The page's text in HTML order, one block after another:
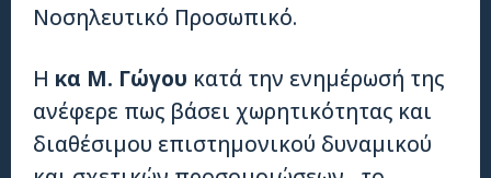
Νοσηλευτικό Προσωπικό.
Η κα M. Γώγου κατά την ενημέρωσή της
ανέφερε πως βάσει χωρητικότητας και
διαθέσιμου επιστημονικού δυναμικού